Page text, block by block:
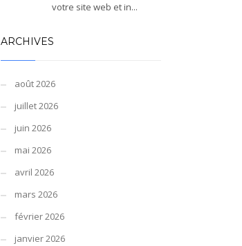
votre site web et in...
ARCHIVES
août 2026
juillet 2026
juin 2026
mai 2026
avril 2026
mars 2026
février 2026
janvier 2026